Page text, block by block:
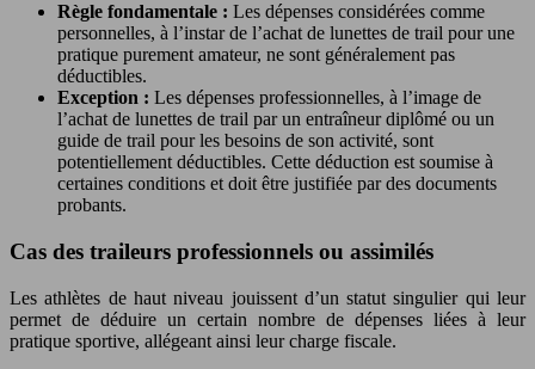
Règle fondamentale : Les dépenses considérées comme
personnelles, à l’instar de l’achat de lunettes de trail pour une
pratique purement amateur, ne sont généralement pas
déductibles.
Exception : Les dépenses professionnelles, à l’image de
l’achat de lunettes de trail par un entraîneur diplômé ou un
guide de trail pour les besoins de son activité, sont
potentiellement déductibles. Cette déduction est soumise à
certaines conditions et doit être justifiée par des documents
probants.
Cas des traileurs professionnels ou assimilés
Les athlètes de haut niveau jouissent d’un statut singulier qui leur
permet de déduire un certain nombre de dépenses liées à leur
pratique sportive, allégeant ainsi leur charge fiscale.